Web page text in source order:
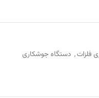
فلزات, دستگاه جوشکاری